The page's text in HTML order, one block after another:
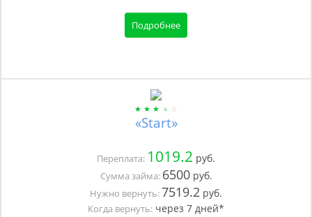
Подробнее
«Start»
Переплата: 1019.2 руб.
Сумма займа: 6500руб.
Нужно вернуть:7519.2 руб.
Когда вернуть: через 7 дней*